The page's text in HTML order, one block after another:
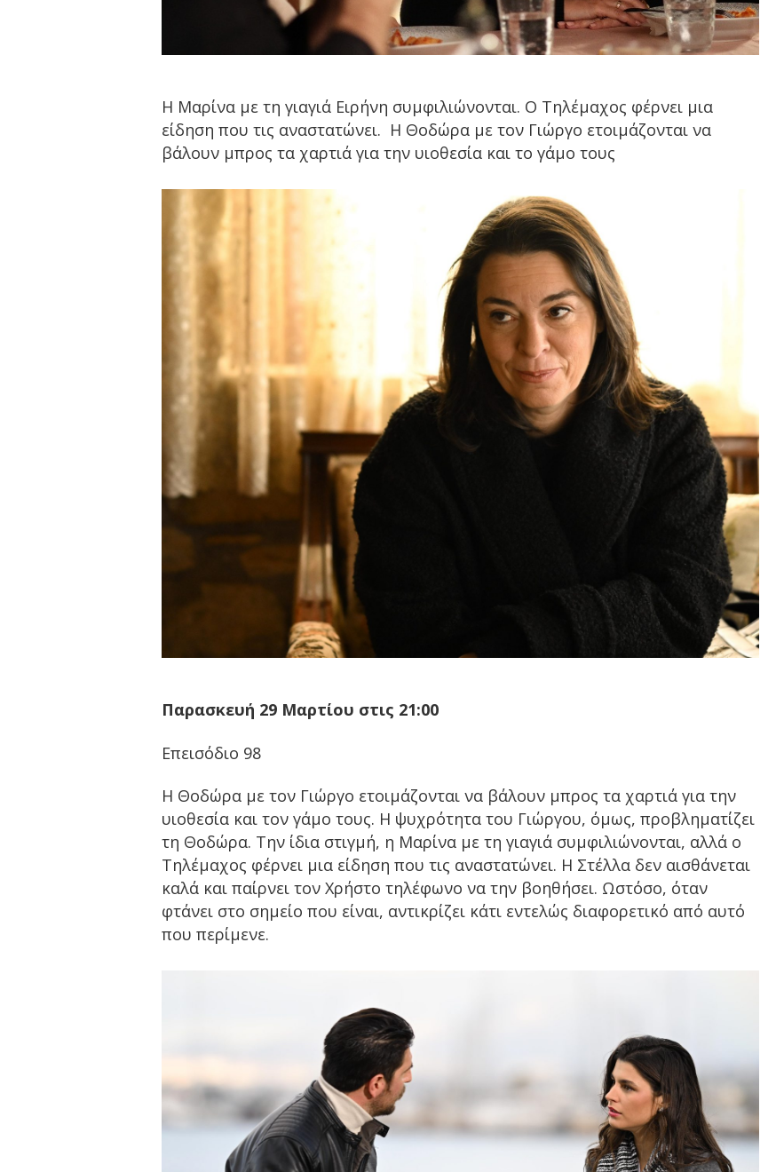
H Μαρίνα με τη γιαγιά Ειρήνη συμφιλιώνονται. Ο Τηλέμαχος φέρνει μια
είδηση που τις αναστατώνει. Η Θοδώρα με τον Γιώργο ετοιμάζονται να
βάλουν μπρος τα χαρτιά για την υιοθεσία και το γάμο τους
Παρασκευή 29 Μαρτίου στις 21:00
Επεισόδιο 98
Η Θοδώρα με τον Γιώργο ετοιμάζονται να βάλουν μπρος τα χαρτιά για την
υιοθεσία και τον γάμο τους. Η ψυχρότητα του Γιώργου, όμως, προβληματίζει
τη Θοδώρα. Την ίδια στιγμή, η Μαρίνα με τη γιαγιά συμφιλιώνονται, αλλά ο
Τηλέμαχος φέρνει μια είδηση που τις αναστατώνει. Η Στέλλα δεν αισθάνεται
καλά και παίρνει τον Χρήστο τηλέφωνο να την βοηθήσει. Ωστόσο, όταν
φτάνει στο σημείο που είναι, αντικρίζει κάτι εντελώς διαφορετικό από αυτό
που περίμενε.